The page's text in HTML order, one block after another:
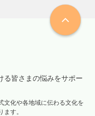
る皆さまの悩みをサポー
文化や各地域に伝わる文化を
す。